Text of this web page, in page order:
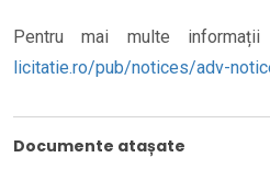
Pentru mai multe
licitatie.ro/pub/notices/adv-
Documente atașate